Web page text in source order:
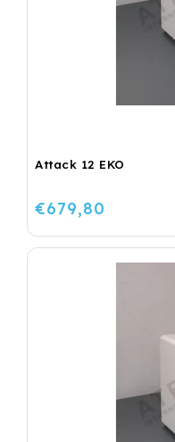
Attack 12 EKO
€679,80